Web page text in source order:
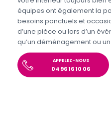
équipes ont également la
besoins ponctuels et
d’une pièce ou lors d’un
qu’un déménagement ou
APPELEZ-NOUS
04 96 16 10 06